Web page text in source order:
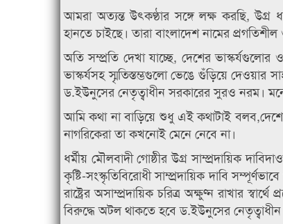
আমরা অত্যন্ত উৎকণ্ঠার সঙ্গে লক্ষ করছি, উগ্র
হানতে চাইছে। তারা বাংলাদেশ নামের
অতি সম্প্রতি দেখা যাচ্ছে, দেশের
ভাস্কর্যসহ স্মৃতিস্তম্ভগুলো ভেঙে গুঁড়িয়ে দেওয়ার
ড.ইউনুসের নেতৃত্বাধীন সরকারের সুরও নরম।
আমি কথা না বাড়িয়ে শুধু এই কথাটাই বলব,দেশের
নাগরিকেরা তা কখনোই মেনে নেবে না।
ধর্মীয় মৌলবাদী গোষ্ঠীর উগ্র সাম্প্রদায়িক
কৃষ্টি-সংস্কৃতিবিরোধী সাম্প্রদায়িক দাবি
রাষ্ট্রের অসাম্প্রদায়িক চরিত্র অক্ষুণ্ন রাখার
বিরুদ্ধে অটল থাকতে হবে ড.ইউনুসের